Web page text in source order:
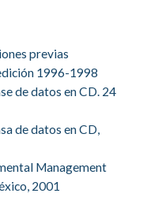
previas
1996-1998
de datos en CD. 24
de datos en CD,
Management
2001